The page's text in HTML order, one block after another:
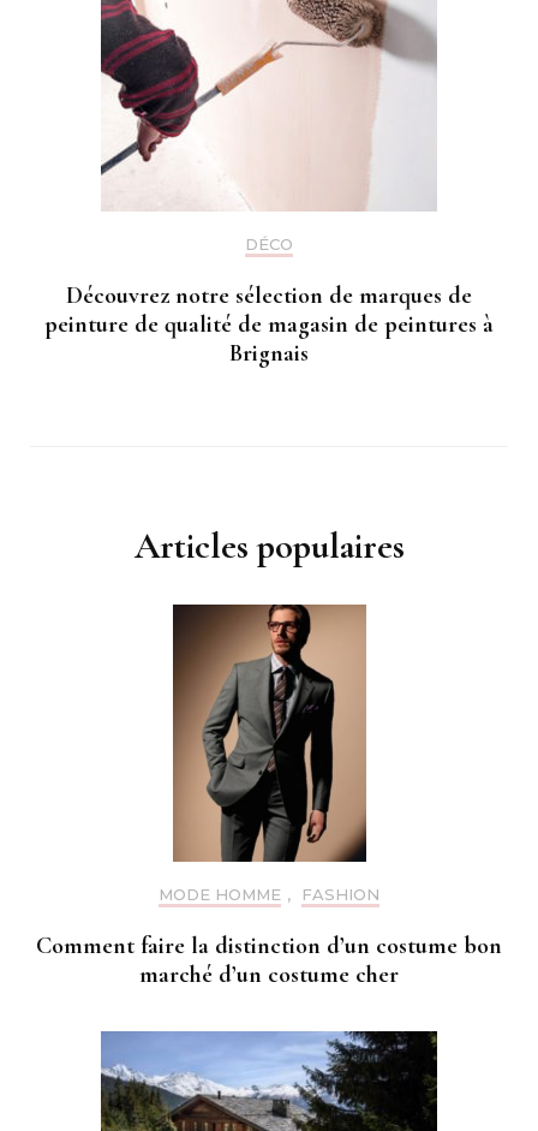
DÉCO
Découvrez notre sélection de marques de
peinture de qualité de magasin de peintures à
Brignais
Articles populaires
MODE HOMME , FASHION
Comment faire la distinction d’un costume bon
marché d’un costume cher